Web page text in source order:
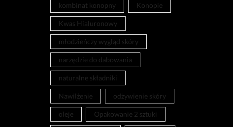
kombinat konopny Konopie
Kwas Hialuronowy
młodzieńczy wygląd skóry
narzędzie do dabowania
naturalne składniki
Nawilżenie odżywienie skóry
oleje Opakowanie 2 sztuki